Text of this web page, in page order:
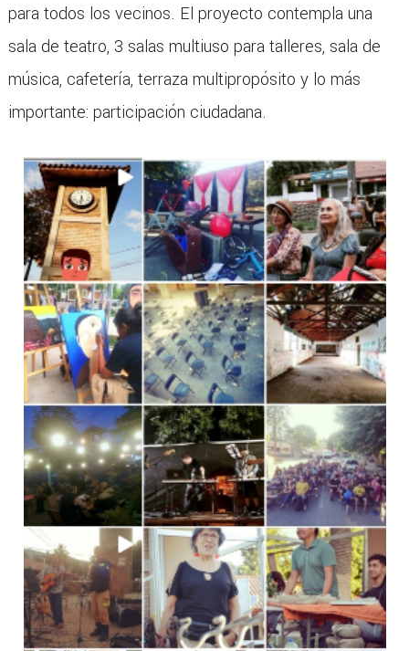
para todos los vecinos. El proyecto contempla una
sala de teatro, 3 salas multiuso para talleres, sala de
música, cafetería, terraza multipropósito y lo más
importante: participación ciudadana.